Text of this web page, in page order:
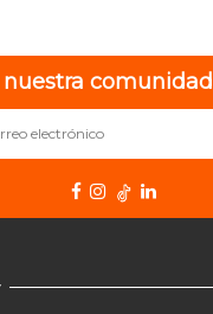
comunidad